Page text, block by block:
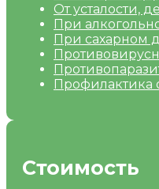
От усталости,
При
При сахарном
Профилактика
Стоимость